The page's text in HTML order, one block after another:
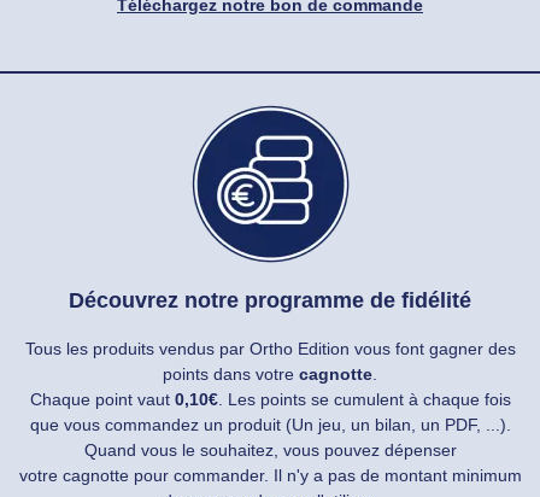
Téléchargez notre bon de commande
Découvrez notre programme de fidélité
Tous les produits vendus par Ortho Edition vous font gagner des
points dans votre cagnotte
Chaque point vaut 0,10€. Les points se cumulent à chaque fois
que vous commandez un produit (Un jeu, un bilan, un PDF, ...).
Quand vous le souhaitez, vous pouvez dépenser
votre cagnotte pour commander. Il n'y a pas de montant minimum